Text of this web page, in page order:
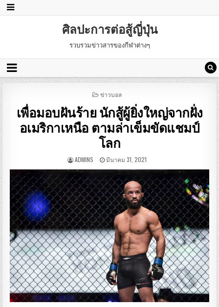
ศิลปะการต่อสู้ญี่ปุ่น
รวบรวมข่าวสารของกีฬาต่างๆ
POSTED
ข่าวบอล
เพื่อมอบฝันร้าย นักสู้ผู้ยิ่งใหญ่จากฝั่ง
อเมริกาเหนือ ตามล่าเข็มขัดแชมป์
โลก
ADMINS มีนาคม 31, 2021